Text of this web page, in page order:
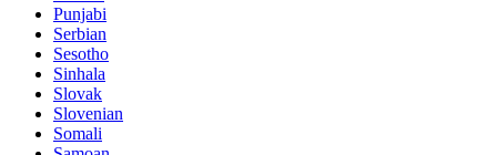
Punjabi
Serbian
Sesotho
Sinhala
Slovak
Slovenian
Somali